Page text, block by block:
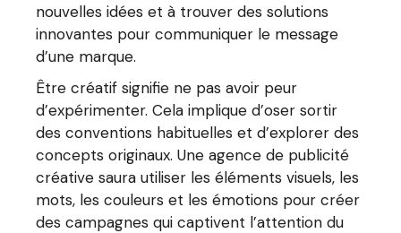
nouvelles idées et à trouver des solutions
innovantes pour communiquer le message
d’une marque.
Être créatif signifie ne pas avoir peur
d’expérimenter. Cela implique d’oser sortir
des conventions habituelles et d’explorer des
concepts originaux. Une agence de publicité
créative saura utiliser les éléments visuels, les
mots, les couleurs et les émotions pour créer
des campagnes qui captivent l’attention du